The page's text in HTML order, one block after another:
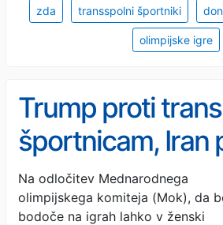
zda transspolni športniki
olimpijske igre
Trump proti
športnicam, Iran
tekmovanjem v
državah'
Na odločitev Mednarodnega
olimpijskega komiteja (Mok), da
bodoče na igrah lahko v ženski